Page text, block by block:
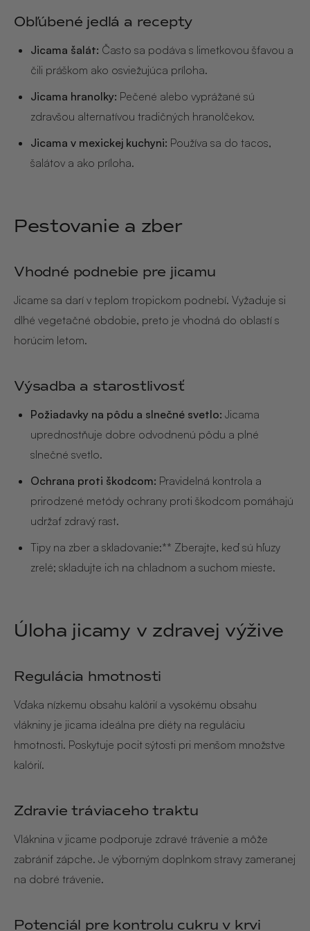
Obľúbené jedlá a recepty
Jicama šalát: Často sa podáva s limetkovou šťavou a
čili práškom ako osviežujúca príloha.
Jicama hranolky: Pečené alebo vyprážané sú
zdravšou alternatívou tradičných hranolčekov.
Jicama v mexickej kuchyni: Používa sa do tacos,
šalátov a ako príloha.
Pestovanie a zber
Vhodné podnebie pre jicamu
Jicame sa darí v teplom tropickom podnebí. Vyžaduje si
dlhé vegetačné obdobie, preto je vhodná do oblastí s
horúcim letom.
Výsadba a starostlivosť
Požiadavky na pôdu a slnečné svetlo: Jicama
uprednostňuje dobre odvodnenú pôdu a plné
slnečné svetlo.
Ochrana proti škodcom: Pravidelná kontrola a
prirodzené metódy ochrany proti škodcom pomáhajú
udržať zdravý rast.
Tipy na zber a skladovanie:** Zberajte, keď sú hľuzy
zrelé; skladujte ich na chladnom a suchom mieste.
Úloha jicamy v zdravej výžive
Regulácia hmotnosti
Vďaka nízkemu obsahu kalórií a vysokému obsahu
vlákniny je jicama ideálna pre diéty na reguláciu
hmotnosti. Poskytuje pocit sýtosti pri menšom množstve
kalórií.
Zdravie tráviaceho traktu
Vláknina v jicame podporuje zdravé trávenie a môže
zabrániť zápche. Je výborným doplnkom stravy zameranej
na dobré trávenie.
Potenciál pre kontrolu cukru v krvi